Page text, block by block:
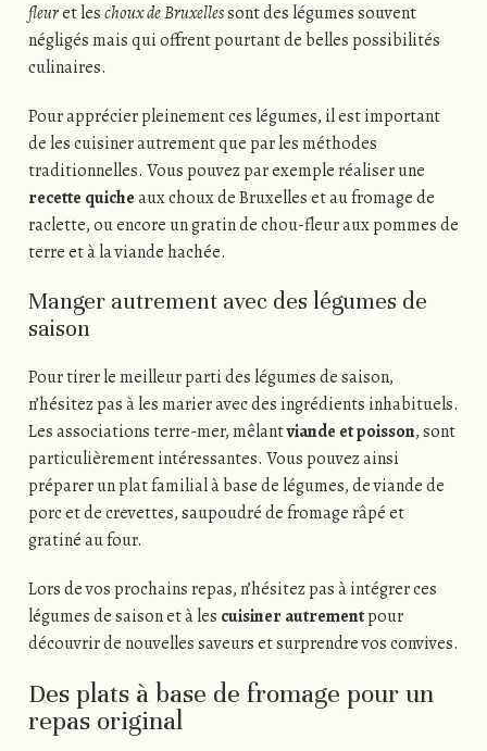
fleuret leschoux de Bruxellessont des légumes souvent
négligés mais qui offrent pourtant de belles possibilités
culinaires.
Pour apprécier pleinement ces légumes, il est important
de les cuisiner autrement que par les méthodes
traditionnelles. Vous pouvez par exemple réaliser une
recette quicheaux choux de Bruxelles et au fromage de
raclette, ou encore un gratin de chou-fleur aux pommes de
terre et à la viande hachée.
Manger autrement avec des légumes de
saison
Pour tirer le meilleur parti des légumes de saison,
n’hésitez pas à les marier avec des ingrédients inhabituels.
Les associations terre-mer, mêlantviande et poisson, sont
particulièrement intéressantes. Vous pouvez ainsi
préparer un plat familial à base de légumes, de viande de
porc et de crevettes, saupoudré de fromage râpé et
gratiné au four.
Lors de vos prochains repas, n’hésitez pas à intégrer ces
légumes de saison et à les cuisiner autrementpour
découvrir de nouvelles saveurs et surprendre vos convives.
Des plats à base de fromage pour un
repas original